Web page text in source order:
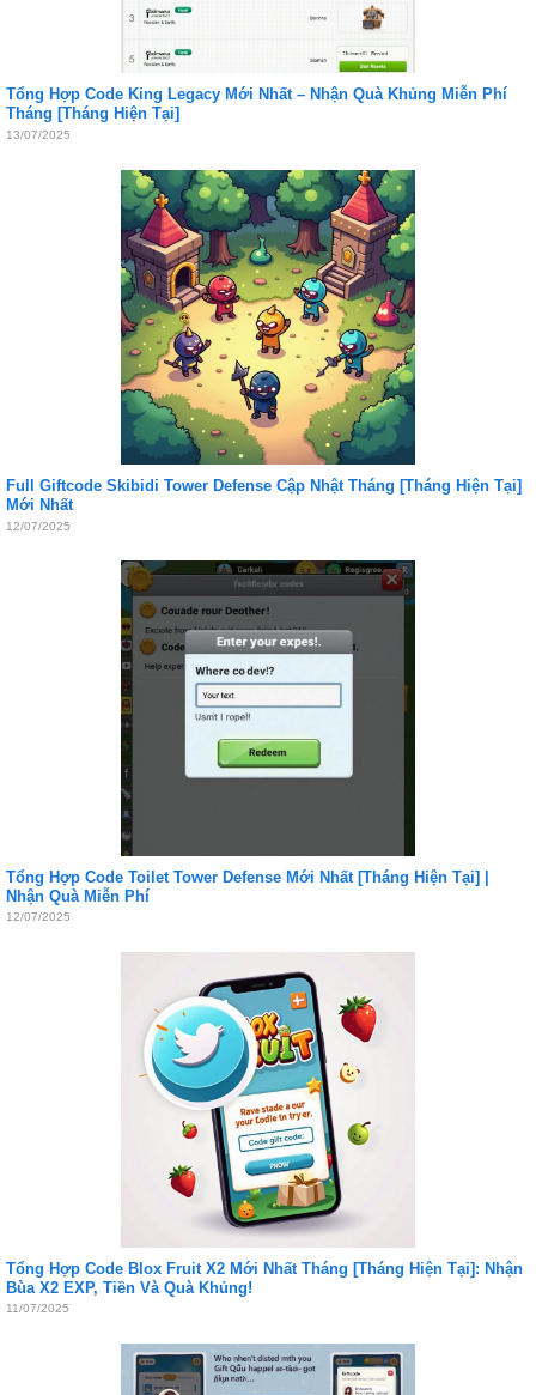
Tổng Hợp Code King Legacy Mới Nhất – Nhận Quà Khủng Miễn Phí
Tháng [Tháng Hiện Tại]
13/07/2025
Full Giftcode Skibidi Tower Defense Cập Nhật Tháng [Tháng Hiện Tại]
Mới Nhất
12/07/2025
Tổng Hợp Code Toilet Tower Defense Mới Nhất [Tháng Hiện Tại] |
Nhận Quà Miễn Phí
12/07/2025
Tổng Hợp Code Blox Fruit X2 Mới Nhất Tháng [Tháng Hiện Tại]: Nhận
Bùa X2 EXP, Tiền Và Quà Khủng!
11/07/2025